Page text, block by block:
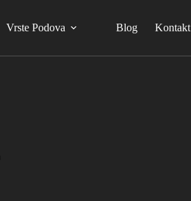
Vrste Podova Blog Kontakt